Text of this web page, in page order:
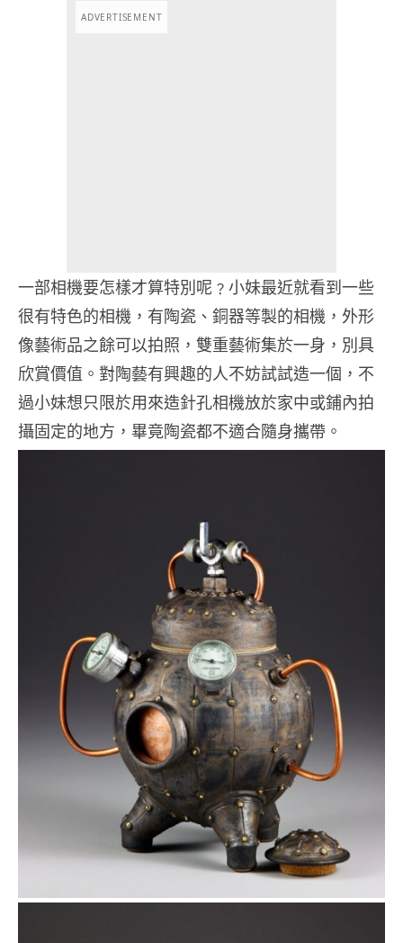
ADVERTISEMENT
一部相機要怎樣才算特別呢﹖小妹最近就看到一些
很有特色的相機，有陶瓷、銅器等製的相機，外形
像藝術品之餘可以拍照，雙重藝術集於一身，別具
欣賞價值。對陶藝有興趣的人不妨試試造一個，不
過小妹想只限於用來造針孔相機放於家中或鋪內拍
攝固定的地方，畢竟陶瓷都不適合隨身攜帶。